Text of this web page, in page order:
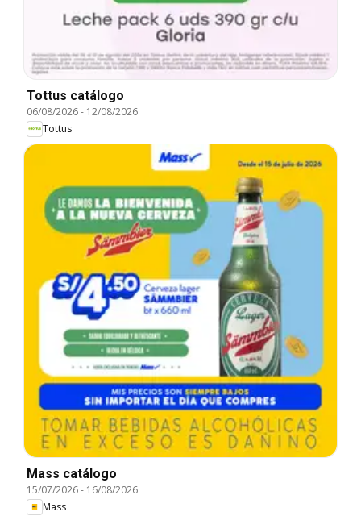
Tottus catálogo
06/08/2026- 12/08/2026
Tottus
Mass catálogo
15/07/2026- 16/08/2026
Mass